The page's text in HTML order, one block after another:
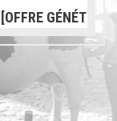
[OFFRE
catalogue 2026 est
disponible !